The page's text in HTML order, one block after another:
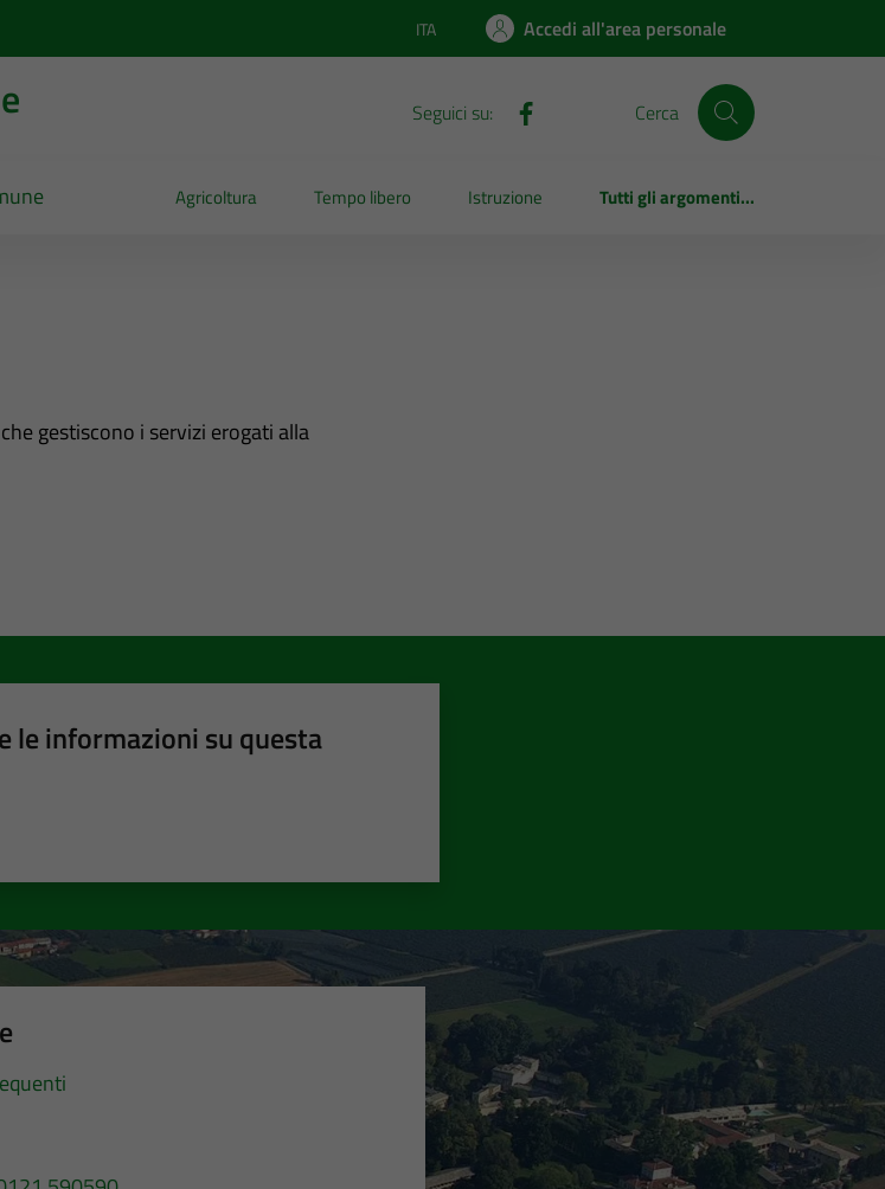
Lingua attiva:
ITA Accedi all'area personale
Seguici su: Cerca
Agricoltura Tempo libero Istruzione Tutti gli argomenti...
gestiscono i servizi erogati alla
le informazioni su questa